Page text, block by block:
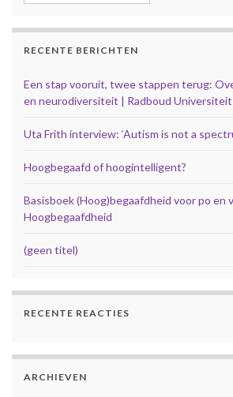
RECENTE BERICHTEN
Een stap vooruit, twee stappen terug:
en neurodiversiteit | Radboud Universiteit
Uta Frith interview: ‘Autism is not a
Hoogbegaafd of hoogintelligent?
Basisboek (Hoog)begaafdheid voor po en
Hoogbegaafdheid
(geen titel)
RECENTE REACTIES
ARCHIEVEN